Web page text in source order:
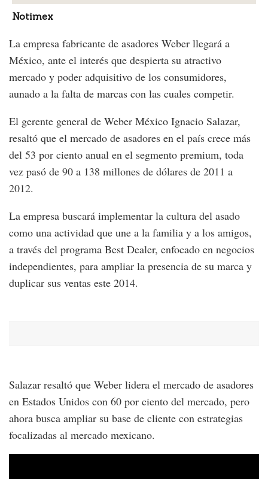
Notimex
La empresa fabricante de asadores Weber llegará a
México, ante el interés que despierta su atractivo
mercado y poder adquisitivo de los consumidores,
aunado a la falta de marcas con las cuales competir.
El gerente general de Weber México Ignacio Salazar,
resaltó que el mercado de asadores en el país crece más
del 53 por ciento anual en el segmento premium, toda
vez pasó de 90 a 138 millones de dólares de 2011 a
2012.
La empresa buscará implementar la cultura del asado
como una actividad que une a la familia y a los amigos,
a través del programa Best Dealer, enfocado en negocios
independientes, para ampliar la presencia de su marca y
duplicar sus ventas este 2014.
Salazar resaltó que Weber lidera el mercado de asadores
en Estados Unidos con 60 por ciento del mercado, pero
ahora busca ampliar su base de cliente con estrategias
focalizadas al mercado mexicano.